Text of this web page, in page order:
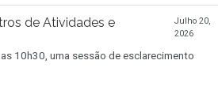
de Atividades e
Julho 20,
2026
10h30, uma sessão de esclarecimento